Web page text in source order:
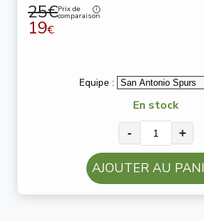
25€Prix de
comparaison
19€
Equipe :
En stock
- +
AJOUTER AU